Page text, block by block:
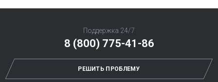
Поддержка 24/7
8 (800) 775-41-86
РЕШИТЬ ПРОБЛЕМУ